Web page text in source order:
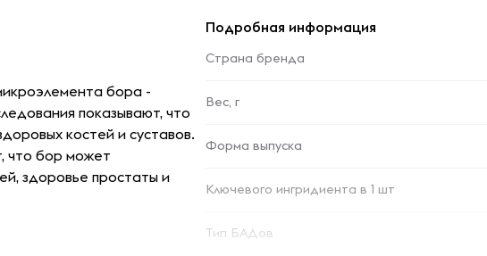
бора -
показывают, что
костей и суставов.
что бор может
здоровье простаты и
Подробная информация
Страна бренда
Вес, г
Форма выпуска
Ключевого ингридиента в 1 шт
Тип БАДов